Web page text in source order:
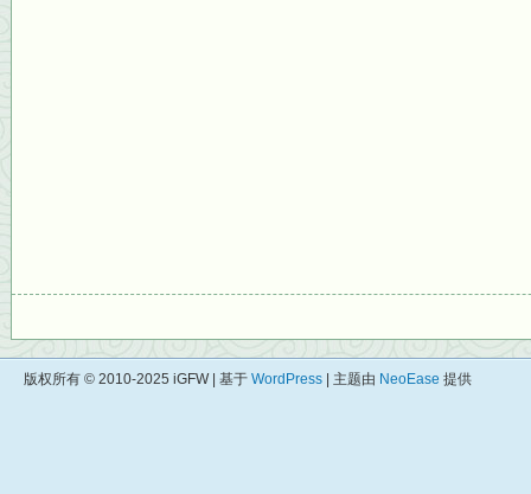
版权所有 © 2010-2025 iGFW | 基于 WordPress | 主题由 NeoEase 提供